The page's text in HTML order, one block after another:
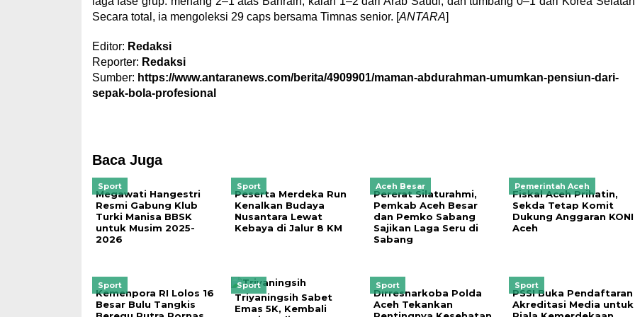
Secara total, ia mengoleksi 29 caps bersama Timnas senior. [ANTARA]
Editor: Redaksi
Reporter: Redaksi
Sumber: https://www.antaranews.com/berita/4909901/maman-abdurahman-umumkan-pensiun-dari-
sepak-bola-profesional
Baca Juga
Sport
Megawati Hangestri
Resmi Gabung Klub
Turki Manisa BBSK
untuk Musim 2025-
2026
Sport
Peserta Merdeka Run
Kenalkan Budaya
Nusantara Lewat
Kebaya di Jalur 8 KM
Aceh Besar
Pererat Silaturahmi,
Pemkab Aceh Besar
dan Pemko Sabang
Sajikan Laga Seru di
Sabang
Pemerintah Aceh
Fiskal Aceh Prihatin,
Sekda Tetap Komit
Dukung Anggaran KONI
Aceh
Sport
Kemenpora RI Lolos 16
Besar Bulu Tangkis
Sport
Triyaningsih Sabet
Emas 5K, Kembali
Sport
Dirresnarkoba Polda
Aceh Tekankan
Sport
PSSI Buka Pendaftaran
Akreditasi Media untuk